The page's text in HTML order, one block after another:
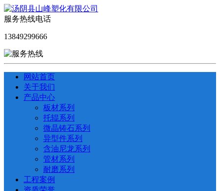
服务热线电话
13849299666
网站首页
关于我们
产品中心
板材系列
托辊系列
微晶铸石系列
异型件系列
含油尼龙系列
管材系列
耐磨系列
工程案例